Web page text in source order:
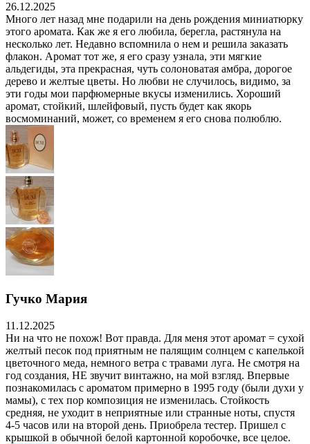
26.12.2025
Много лет назад мне подарили на день рождения миниатюрку
этого аромата. Как же я его любила, берегла, растянула на
несколько лет. Недавно вспомнила о нем и решила заказать
флакон. Аромат тот же, я его сразу узнала, эти мягкие
альдегиды, эта прекрасная, чуть солоноватая амбра, дорогое
дерево и желтые цветы. Но любви не случилось, видимо, за
эти годы мои парфюмерные вкусы изменились. Хороший
аромат, стойкий, шлейфовый, пусть будет как якорь
восмоминаний, может, со временем я его снова полюблю.
Гучко Мария
11.12.2025
Ни на что не похож! Вот правда. Для меня этот аромат = сухой
желтый песок под приятным не палящим солнцем с капелькой
цветочного меда, немного ветра с травами луга. Не смотря на
год создания, НЕ звучит винтажно, на мой взгляд. Впервые
познакомилась с ароматом примерно в 1995 году (были духи у
мамы), с тех пор композиция не изменилась. Стойкость
средняя, не уходит в неприятные или странные ноты, спустя
4-5 часов или на второй день. Приобрела тестер. Пришел с
крышкой в обычной белой картонной коробочке, все целое.